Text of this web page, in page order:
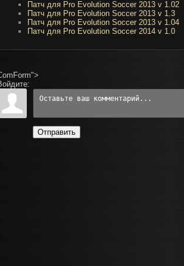
Патч для Pro Evolution Soccer 2013 v 1.02
Патч для Pro Evolution Soccer 2013 v 1.3
Патч для Pro Evolution Soccer 2013 v 1.04
Патч для Pro Evolution Soccer 2014 v 1.0
Отправить